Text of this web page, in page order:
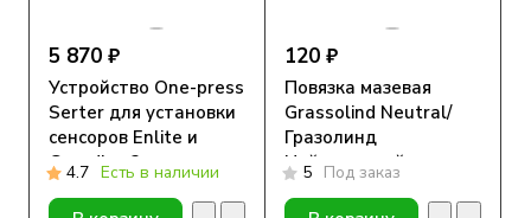
5 870 ₽
Устройство One-press
Serter для установки
сенсоров Enlite и
Guardian 3,
ММТ-7512, 1 шт.
4.7 Есть в наличии
120 ₽
Повязка мазевая
Grassolind Neutral/
Гразолинд
Нейтральный
7,5смх10см №1
5 Под заказ